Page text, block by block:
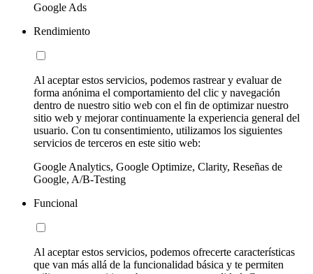
Google Ads
Rendimiento
Al aceptar estos servicios, podemos rastrear y evaluar de
forma anónima el comportamiento del clic y navegación
dentro de nuestro sitio web con el fin de optimizar nuestro
sitio web y mejorar continuamente la experiencia general del
usuario. Con tu consentimiento, utilizamos los siguientes
servicios de terceros en este sitio web:
Google Analytics, Google Optimize, Clarity, Reseñas de
Google, A/B-Testing
Funcional
Al aceptar estos servicios, podemos ofrecerte características
que van más allá de la funcionalidad básica y te permiten